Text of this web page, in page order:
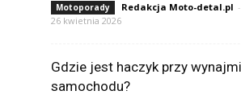
Motoporady Redakcja Moto-detal.pl -
26 kwietnia 2026
Gdzie jest haczyk przy
samochodu?